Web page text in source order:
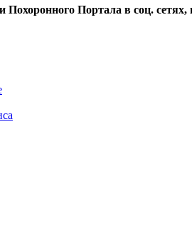
Похоронного Портала в соц.